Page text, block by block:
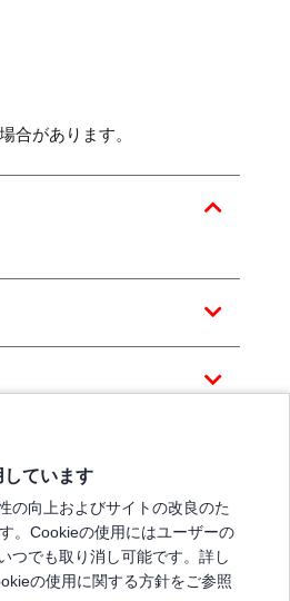
合があります。
ています
の向上およびサイトの改良のた
。Cookieの使用にはユーザーの
つでも取り消し可能です。詳し
の使用に関する方針をご参照